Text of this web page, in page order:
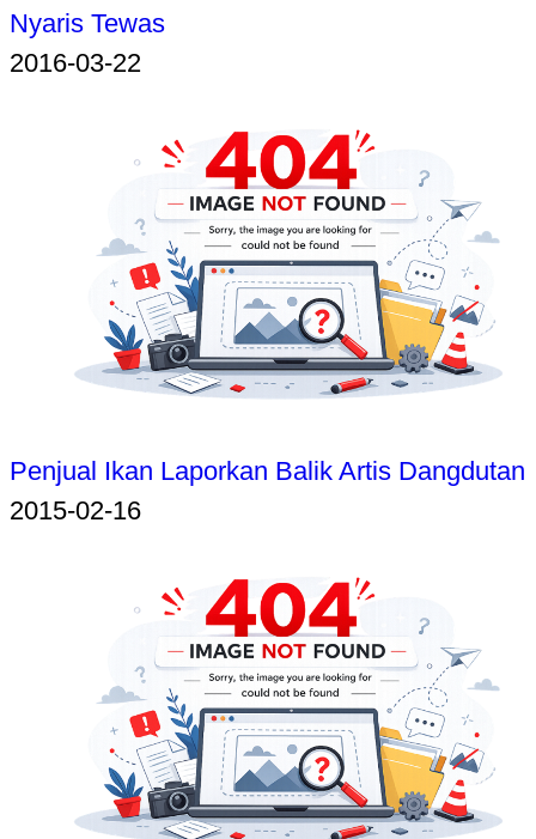
Nyaris Tewas
2016-03-22
Penjual Ikan Laporkan Balik Artis Dangdutan
2015-02-16